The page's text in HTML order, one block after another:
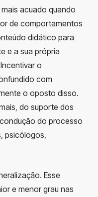
acuado quando
de comportamentos
didático para
e a sua própria
o
com
o oposto disso.
do suporte dos
do processo
psicólogos,
Esse
e menor grau nas